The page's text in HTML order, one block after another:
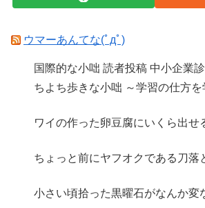
ウマーあんてな(ﾟдﾟ)
国際的な小咄 読者投稿 中小企業
ちよち歩きな小咄 ～学習の仕方を
ワイの作った卵豆腐にいくら出せ
ちょっと前にヤフオクである刀落
小さい頃拾った黒曜石がなんか変